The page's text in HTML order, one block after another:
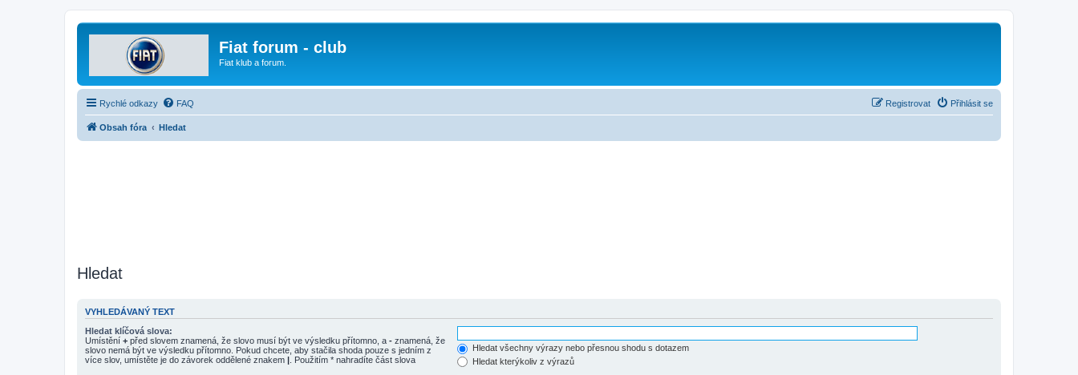
Fiat forum - club
Fiat klub a forum.
Rychlé odkazy FAQ Přihlásit se
Registrovat
Obsah fóra Hledat
Hledat
VYHLEDÁVANÝ TEXT
Hledat klíčová slova:
Umístění + před slovem znamená, že slovo musí být ve výsledku přítomno, a - znamená, že
slovo nemá být ve výsledku přítomno. Pokud chcete, aby stačila shoda pouze s jedním z
více slov, umístěte je do závorek oddělené znakem | . Použitím * nahradíte část slova
Hledat všechny výrazy nebo přesnou shodu s dotazem
Hledat kterýkoliv z výrazů